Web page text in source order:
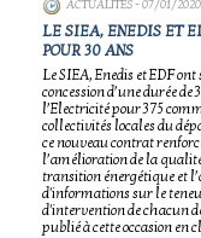
ACTUALITÉS- 07/01/2020
LE SIEA, ENEDIS ET
POUR 30 ANS
Le SIEA, Enedis et EDF
concession d’une durée
l’Electricité pour 375
collectivités locales du
ce nouveau contrat
l’amélioration de la
transition énergétique et
d'informations sur le
d'intervention de chacun
publié à cette occasion en